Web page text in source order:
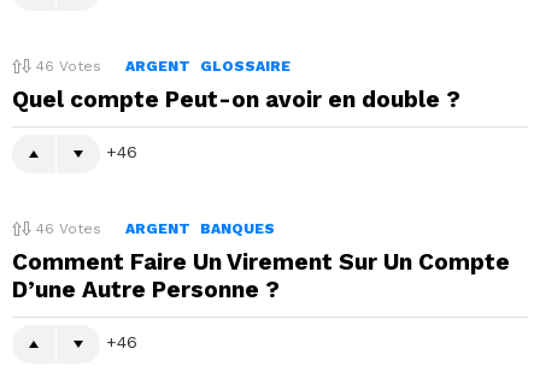
46 Votes ARGENT GLOSSAIRE
Quel compte Peut-on avoir en double ?
46
46 Votes ARGENT BANQUES
Comment Faire Un Virement Sur Un Compte
D’une Autre Personne ?
46